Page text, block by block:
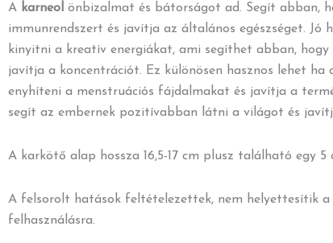
A karneol önbizalmat és bátorságot ad. Segít abban,
immunrendszert és javítja az általános egészséget.
kinyitni a kreatív energiákat, ami segíthet abban,
javítja a koncentrációt. Ez különösen hasznos lehet
enyhíteni a menstruációs fájdalmakat és javítja a
segít az embernek pozitívabban látni a világot és
A karkötő alap hossza 16,5-17 cm plusz található egy
A felsorolt hatások feltételezettek, nem helyettesítik a
felhasználásra.